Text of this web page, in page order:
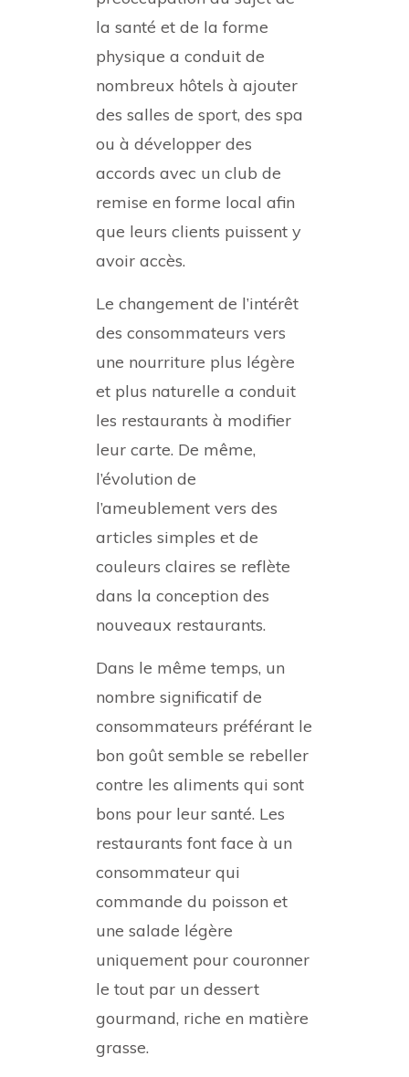
la santé et de la forme
physique a conduit de
nombreux hôtels à ajouter
des salles de sport, des spa
ou à développer des
accords avec un club de
remise en forme local afin
que leurs clients puissent y
avoir accès.
Le changement de l’intérêt
des consommateurs vers
une nourriture plus légère
et plus naturelle a conduit
les restaurants à modifier
leur carte. De même,
l’évolution de
l’ameublement vers des
articles simples et de
couleurs claires se reflète
dans la conception des
nouveaux restaurants.
Dans le même temps, un
nombre significatif de
consommateurs préférant le
bon goût semble se rebeller
contre les aliments qui sont
bons pour leur santé. Les
restaurants font face à un
consommateur qui
commande du poisson et
une salade légère
uniquement pour couronner
le tout par un dessert
gourmand, riche en matière
grasse.